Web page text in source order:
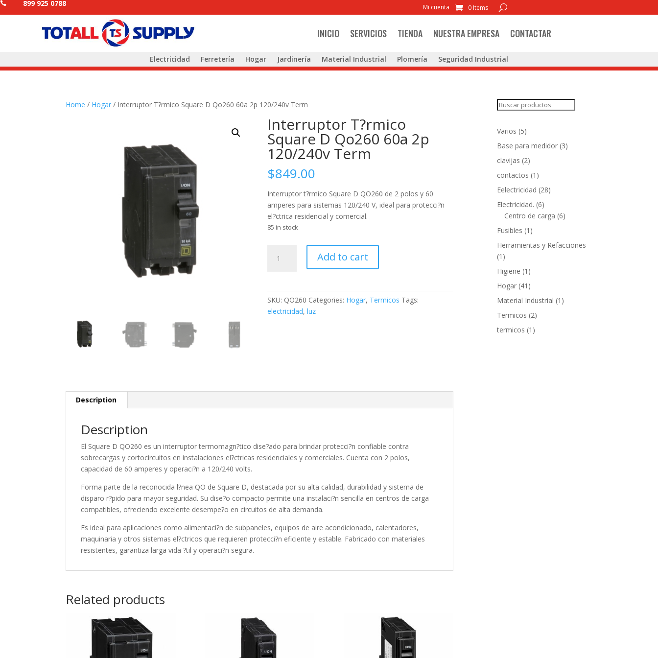
 899 925 0788 Mi cuenta 0 Items
INICIO SERVICIOS TIENDA NUESTRA EMPRESA CONTACTAR
Electricidad Ferretería Hogar Jardinería Material Industrial Plomería Seguridad Industrial
Home / Hogar / Interruptor T?rmico Square D Qo260 60a 2p 120/240v Term
Interruptor T?rmico
Square D Qo260 60a 2p
120/240v Term
$849.00
Interruptor t?rmico Square D QO260 de 2 polos y 60
amperes para sistemas 120/240 V, ideal para protecci?n
el?ctrica residencial y comercial.
85 in stock
Qo260
Add to cart
SKU: QO260 Categories: Hogar, Termicos Tags:
electricidad,luz
Description
Description
El Square D QO260 es un interruptor termomagn?tico dise?ado para brindar protecci?n confiable contra
sobrecargas y cortocircuitos en instalaciones el?ctricas residenciales y comerciales. Cuenta con 2 polos,
capacidad de 60 amperes y operaci?n a 120/240 volts.
Forma parte de la reconocida l?nea QO de Square D, destacada por su alta calidad, durabilidad y sistema de
disparo r?pido para mayor seguridad. Su dise?o compacto permite una instalaci?n sencilla en centros de carga
compatibles, ofreciendo excelente desempe?o en circuitos de alta demanda.
Es ideal para aplicaciones como alimentaci?n de subpaneles, equipos de aire acondicionado, calentadores,
maquinaria y otros sistemas el?ctricos que requieren protecci?n eficiente y estable. Fabricado con materiales
resistentes, garantiza larga vida ?til y operaci?n segura.
Related products
Search
Varios 55
products
Base para medidor 33
clavijas 22
products
contactos 1 1
product
Eelectricidad 2828
Electricidad. 66
products
Centro de carga 66
Fusibles 1 1
product
Herramientas y Refacciones
1 1
product
Higiene 1 1
product
Hogar 41 41
products
Material Industrial 1 1
Termicos 22
termicos 1 1